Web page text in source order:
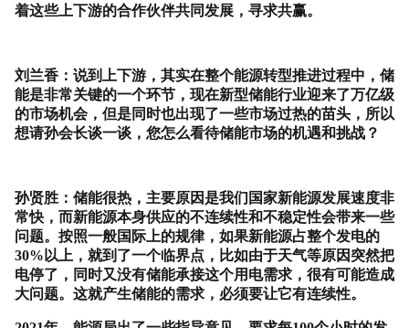
着这些上下游的合作伙伴共同发展，寻求共赢。
刘兰香：说到上下游，其实在整个能源转型推进过程中，储
能是非常关键的一个环节，现在新型储能行业迎来了万亿级
的市场机会，但是同时也出现了一些市场过热的苗头，所以
想请孙会长谈一谈，您怎么看待储能市场的机遇和挑战？
孙贤胜：储能很热，主要原因是我们国家新能源发展速度非
常快，而新能源本身供应的不连续性和不稳定性会带来一些
问题。按照一般国际上的规律，如果新能源占整个发电的
30% 以上，就到了一个临界点，比如由于天气等原因突然把
电停了，同时又没有储能承接这个用电需求，很有可能造成
大问题。这就产生储能的需求，必须要让它有连续性。